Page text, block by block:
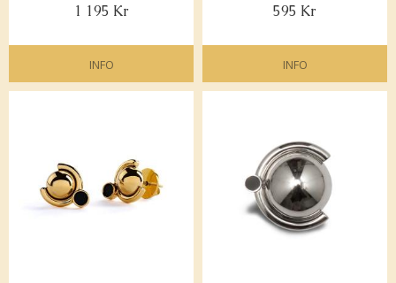
1 195 Kr
Lägg till i favoriter
INFO
595 Kr
INFO